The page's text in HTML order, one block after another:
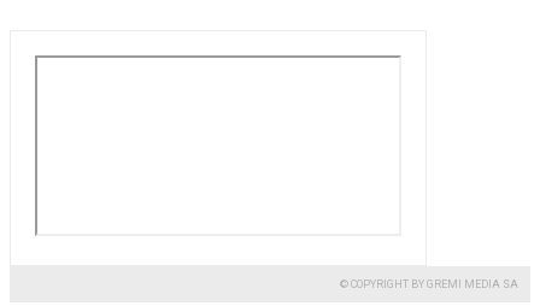
© COPYRIGHT BY GREMI MEDIA SA